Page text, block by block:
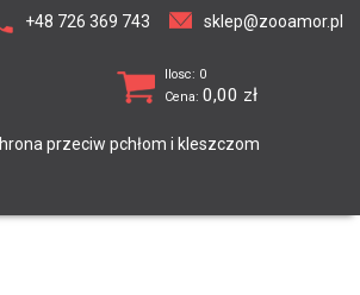
+48 726 369 743 sklep@zooamor.pl
Ilosc: 0
Cena: 0,00 zł
przeciw pchłom i kleszczom